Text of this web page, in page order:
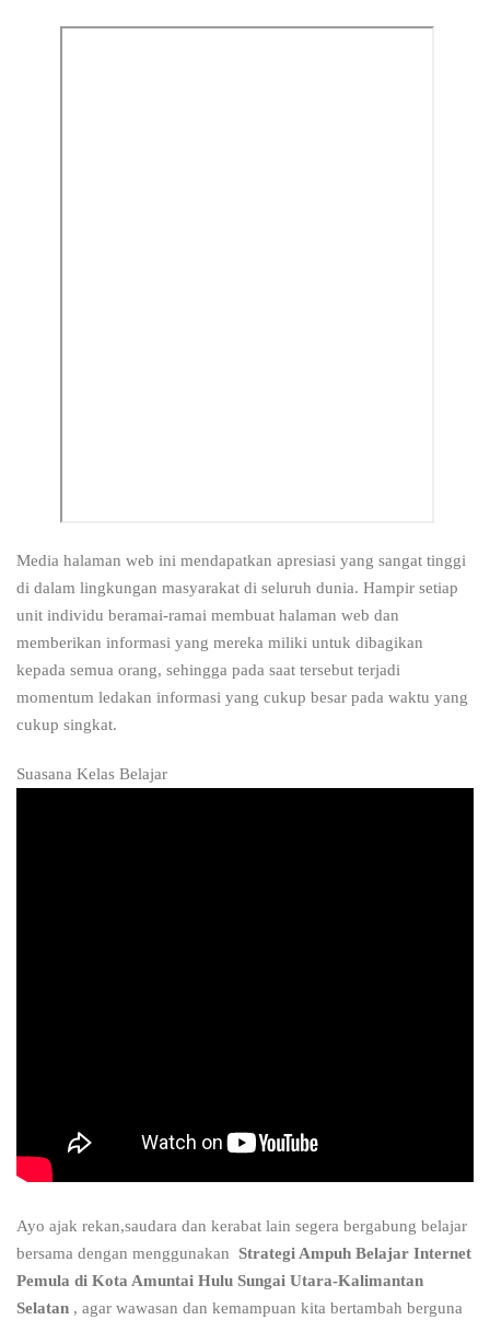
Media halaman web ini mendapatkan apresiasi yang sangat tinggi
di dalam lingkungan masyarakat di seluruh dunia. Hampir setiap
unit individu beramai-ramai membuat halaman web dan
memberikan informasi yang mereka miliki untuk dibagikan
kepada semua orang, sehingga pada saat tersebut terjadi
momentum ledakan informasi yang cukup besar pada waktu yang
cukup singkat.
Suasana Kelas Belajar
Ayo ajak rekan,saudara dan kerabat lain segera bergabung belajar
bersama dengan menggunakan Strategi Ampuh Belajar Internet
Pemula di Kota Amuntai Hulu Sungai Utara-Kalimantan
Selatan , agar wawasan dan kemampuan kita bertambah berguna